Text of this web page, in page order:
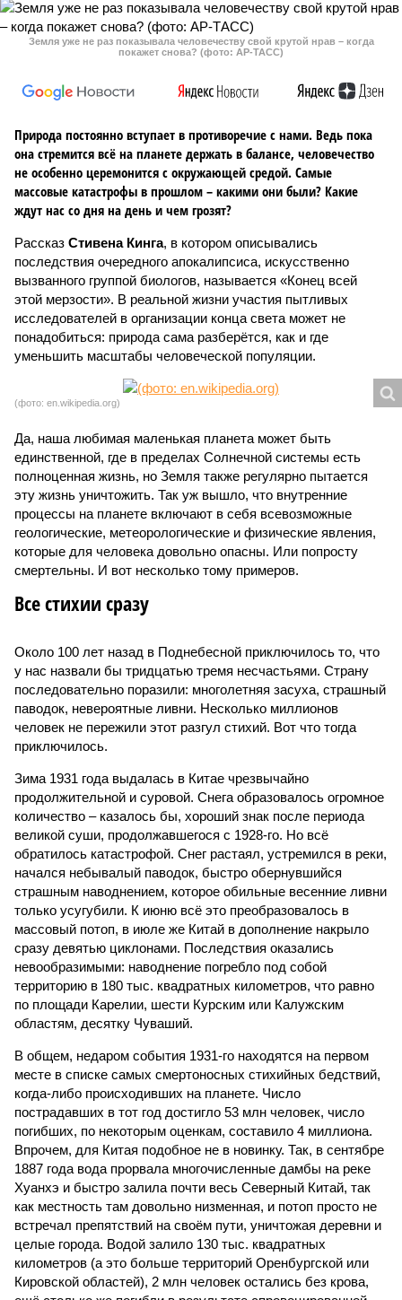
Земля уже не раз показывала человечеству свой крутой нрав – когда
покажет снова? (фото: АР-ТАСС)
Природа постоянно вступает в противоречие с нами. Ведь пока
она стремится всё на планете держать в балансе, человечество
не особенно церемонится с окружающей средой. Самые
массовые катастрофы в прошлом – какими они были? Какие
ждут нас со дня на день и чем грозят?
Рассказ Стивена Кинга, в котором описывались
последствия очередного апокалипсиса, искусственно
вызванного группой биологов, называется «Конец всей
этой мерзости». В реальной жизни участия пытливых
исследователей в организации конца света может не
понадобиться: природа сама разберётся, как и где
уменьшить масштабы человеческой популяции.
(фото: en.wikipedia.org)
Да, наша любимая маленькая планета может быть
единственной, где в пределах Солнечной системы есть
полноценная жизнь, но Земля также регулярно пытается
эту жизнь уничтожить. Так уж вышло, что внутренние
процессы на планете включают в себя всевозможные
геологические, метеорологические и физические явления,
которые для человека довольно опасны. Или попросту
смертельны. И вот несколько тому примеров.
Все стихии сразу
Около 100 лет назад в Поднебесной приключилось то, что
у нас назвали бы тридцатью тремя несчастьями. Страну
последовательно поразили: многолетняя засуха, страшный
паводок, невероятные ливни. Несколько миллионов
человек не пережили этот разгул стихий. Вот что тогда
приключилось.
Зима 1931 года выдалась в Китае чрезвычайно
продолжительной и суровой. Снега образовалось огромное
количество – казалось бы, хороший знак после периода
великой суши, продолжавшегося с 1928-го. Но всё
обратилось катастрофой. Снег растаял, устремился в реки,
начался небывалый паводок, быстро обернувшийся
страшным наводнением, которое обильные весенние ливни
только усугубили. К июню всё это преобразовалось в
массовый потоп, в июле же Китай в дополнение накрыло
сразу девятью циклонами. Последствия оказались
невообразимыми: наводнение погребло под собой
территорию в 180 тыс. квадратных километров, что равно
по площади Карелии, шести Курским или Калужским
областям, десятку Чуваший.
В общем, недаром события 1931-го находятся на первом
месте в списке самых смертоносных стихийных бедствий,
когда-либо происходивших на планете. Число
пострадавших в тот год достигло 53 млн человек, число
погибших, по некоторым оценкам, составило 4 миллиона.
Впрочем, для Китая подобное не в новинку. Так, в сентябре
1887 года вода прорвала многочисленные дамбы на реке
Хуанхэ и быстро залила почти весь Северный Китай, так
как местность там довольно низменная, и потоп просто не
встречал препятствий на своём пути, уничтожая деревни и
целые города. Водой залило 130 тыс. квадратных
километров (а это больше территорий Оренбургской или
Кировской областей), 2 млн человек остались без крова,